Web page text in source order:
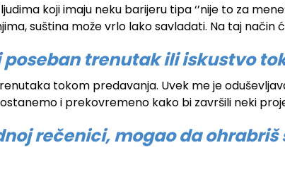
koji imaju neku barijeru tipa ‘’nije to za
suština može vrlo lako savladati. Na taj način
poseban trenutak ili iskustvo
tokom predavanja. Uvek me je
i prekovremeno kako bi završili neki
rečenici, mogao da